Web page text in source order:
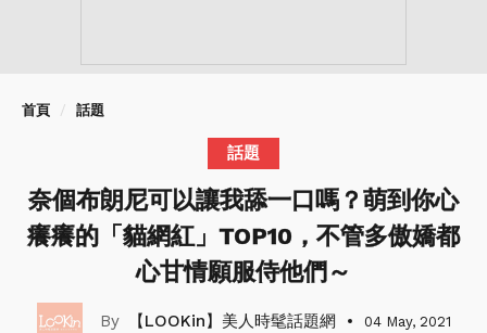
首頁 話題
話題
奈個布朗尼可以讓我舔一口嗎？萌到你心
癢癢的「貓網紅」TOP10，不管多傲嬌都
心甘情願服侍他們～
【LOOKin】美人時髦話題網 04 May, 2021